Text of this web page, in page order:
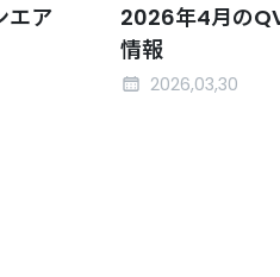
エア
2026年4月の
情報
2026,03,30